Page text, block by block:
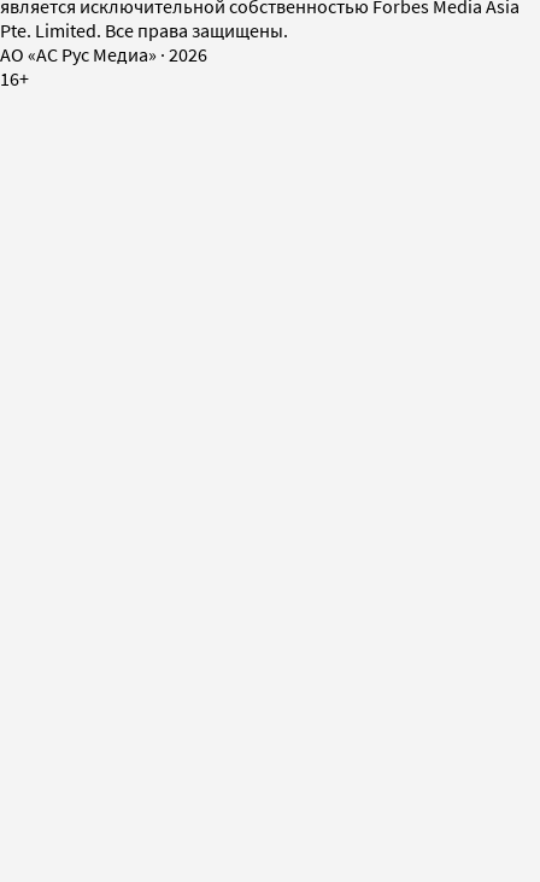
является исключительной собственностью Forbes Media Asia
Pte. Limited. Все права защищены.
AO «АС Рус Медиа» · 2026
16+